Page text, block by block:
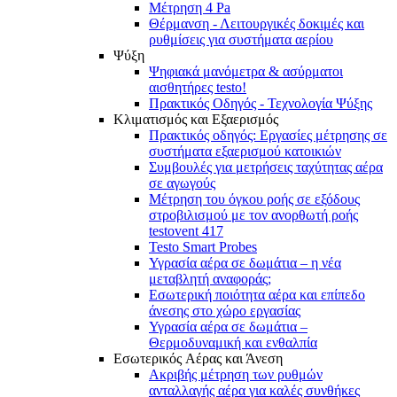
Μέτρηση 4 Pa
Θέρμανση - Λειτουργικές δοκιμές και
ρυθμίσεις για συστήματα αερίου
Ψύξη
Ψηφιακά μανόμετρα & ασύρματοι
αισθητήρες testo!
Πρακτικός Οδηγός - Τεχνολογία Ψύξης
Κλιματισμός και Εξαερισμός
Πρακτικός οδηγός: Εργασίες μέτρησης σε
συστήματα εξαερισμού κατοικιών
Συμβουλές για μετρήσεις ταχύτητας αέρα
σε αγωγούς
Mέτρηση του όγκου ροής σε εξόδους
στροβιλισμού με τον ανορθωτή ροής
testovent 417
Testo Smart Probes
Υγρασία αέρα σε δωμάτια – η νέα
μεταβλητή αναφοράς;
Εσωτερική ποιότητα αέρα και επίπεδο
άνεσης στο χώρο εργασίας
Υγρασία αέρα σε δωμάτια –
Θερμοδυναμική και ενθαλπία
Εσωτερικός Aέρας και Άνεση
Ακριβής μέτρηση των ρυθμών
ανταλλαγής αέρα για καλές συνθήκες